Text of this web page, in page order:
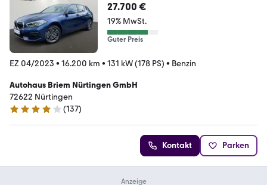
27.700 €
19% MwSt.
Guter Preis
EZ 04/2023 • 16.200 km • 131 kW (178 PS) • Benzin
Autohaus Briem Nürtingen GmbH
72622 Nürtingen
4.2 Sterne
(137)
Kontakt Parken